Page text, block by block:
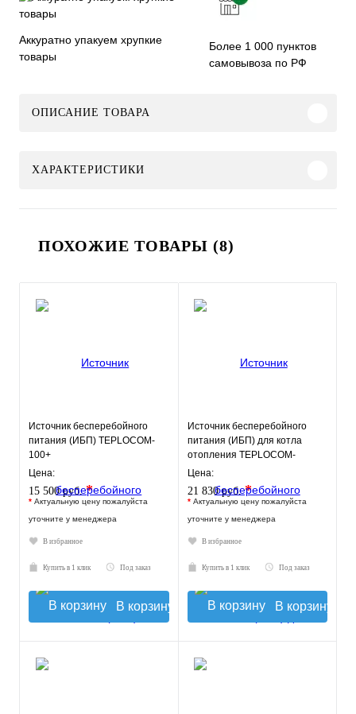
Аккуратно упакуем хрупкие
товары
Более 1 000 пунктов
самовывоза по РФ
ОПИСАНИЕ ТОВАРА
ХАРАКТЕРИСТИКИ
ПОХОЖИЕ ТОВАРЫ (8)
Источник бесперебойного
питания (ИБП) TEPLOCOM-
100+
Цена:
15 500 руб.*
* Актуальную цену пожалуйста
уточните у менеджера
В избранное
Купить в 1 клик Под заказ
В корзину
Источник бесперебойного
питания (ИБП) для котла
отопления TEPLOCOM-
250+17
Цена:
21 830 руб.*
* Актуальную цену пожалуйста
уточните у менеджера
В избранное
Купить в 1 клик Под заказ
В корзину